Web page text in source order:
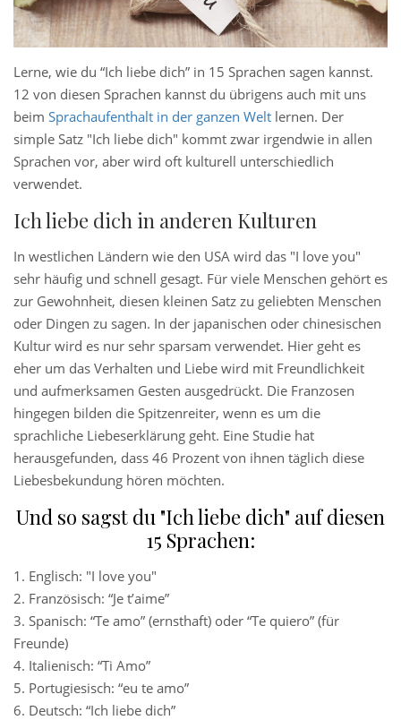
Lerne, wie du “Ich liebe dich” in 15 Sprachen sagen kannst.
12 von diesen Sprachen kannst du übrigens auch mit uns
beim Sprachaufenthalt in der ganzen Welt lernen. Der
simple Satz "Ich liebe dich" kommt zwar irgendwie in allen
Sprachen vor, aber wird oft kulturell unterschiedlich
verwendet.
Ich liebe dich in anderen Kulturen
In westlichen Ländern wie den USA wird das "I love you"
sehr häufig und schnell gesagt. Für viele Menschen gehört es
zur Gewohnheit, diesen kleinen Satz zu geliebten Menschen
oder Dingen zu sagen. In der japanischen oder chinesischen
Kultur wird es nur sehr sparsam verwendet. Hier geht es
eher um das Verhalten und Liebe wird mit Freundlichkeit
und aufmerksamen Gesten ausgedrückt. Die Franzosen
hingegen bilden die Spitzenreiter, wenn es um die
sprachliche Liebeserklärung geht. Eine Studie hat
herausgefunden, dass 46 Prozent von ihnen täglich diese
Liebesbekundung hören möchten.
Und so sagst du "Ich liebe dich" auf diesen
15 Sprachen:
1. Englisch: "I love you"
2. Französisch: “Je t’aime”
3. Spanisch: “Te amo” (ernsthaft) oder “Te quiero” (für
Freunde)
4. Italienisch: “Ti Amo”
5. Portugiesisch: “eu te amo”
6. Deutsch: “Ich liebe dich”